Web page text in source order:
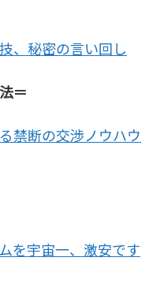
、秘密の言い回し
＝
禁断の交渉ノウハウ
を宇宙一、激安です